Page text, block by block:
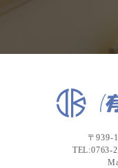
〒939-